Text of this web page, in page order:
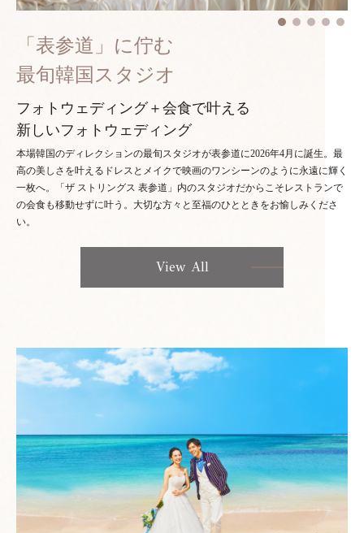
「表参道」に佇む
最旬韓国スタジオ
フォトウェディング＋会食で叶える
新しいフォトウェディング
本場韓国のディレクションの最旬スタジオが表参道に2026年4月に誕生。最
高の美しさを叶えるドレスとメイクで映画のワンシーンのように永遠に輝く
一枚へ。「ザ ストリングス 表参道」内のスタジオだからこそレストランで
の会食も移動せずに叶う。大切な方々と至福のひとときをお愉しみくださ
い。
View All